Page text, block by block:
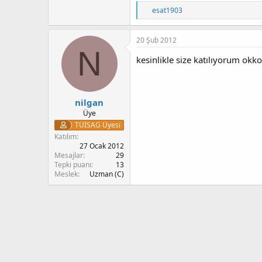
T
e
p
k
e
esat1903
N
nilgan
Üye
TÜİSAG Üyesi
Katılım
27 Ocak 2012
Mesajlar
29
Tepki puanı
13
Meslek
Uzman (C)
20 Şub 2012
kesinlikle size katılıyorum